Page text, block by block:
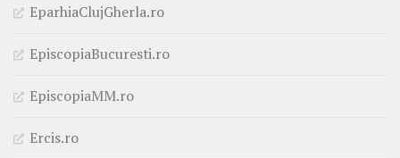
EparhiaClujGherla.ro
EpiscopiaBucuresti.ro
EpiscopiaMM.ro
Ercis.ro